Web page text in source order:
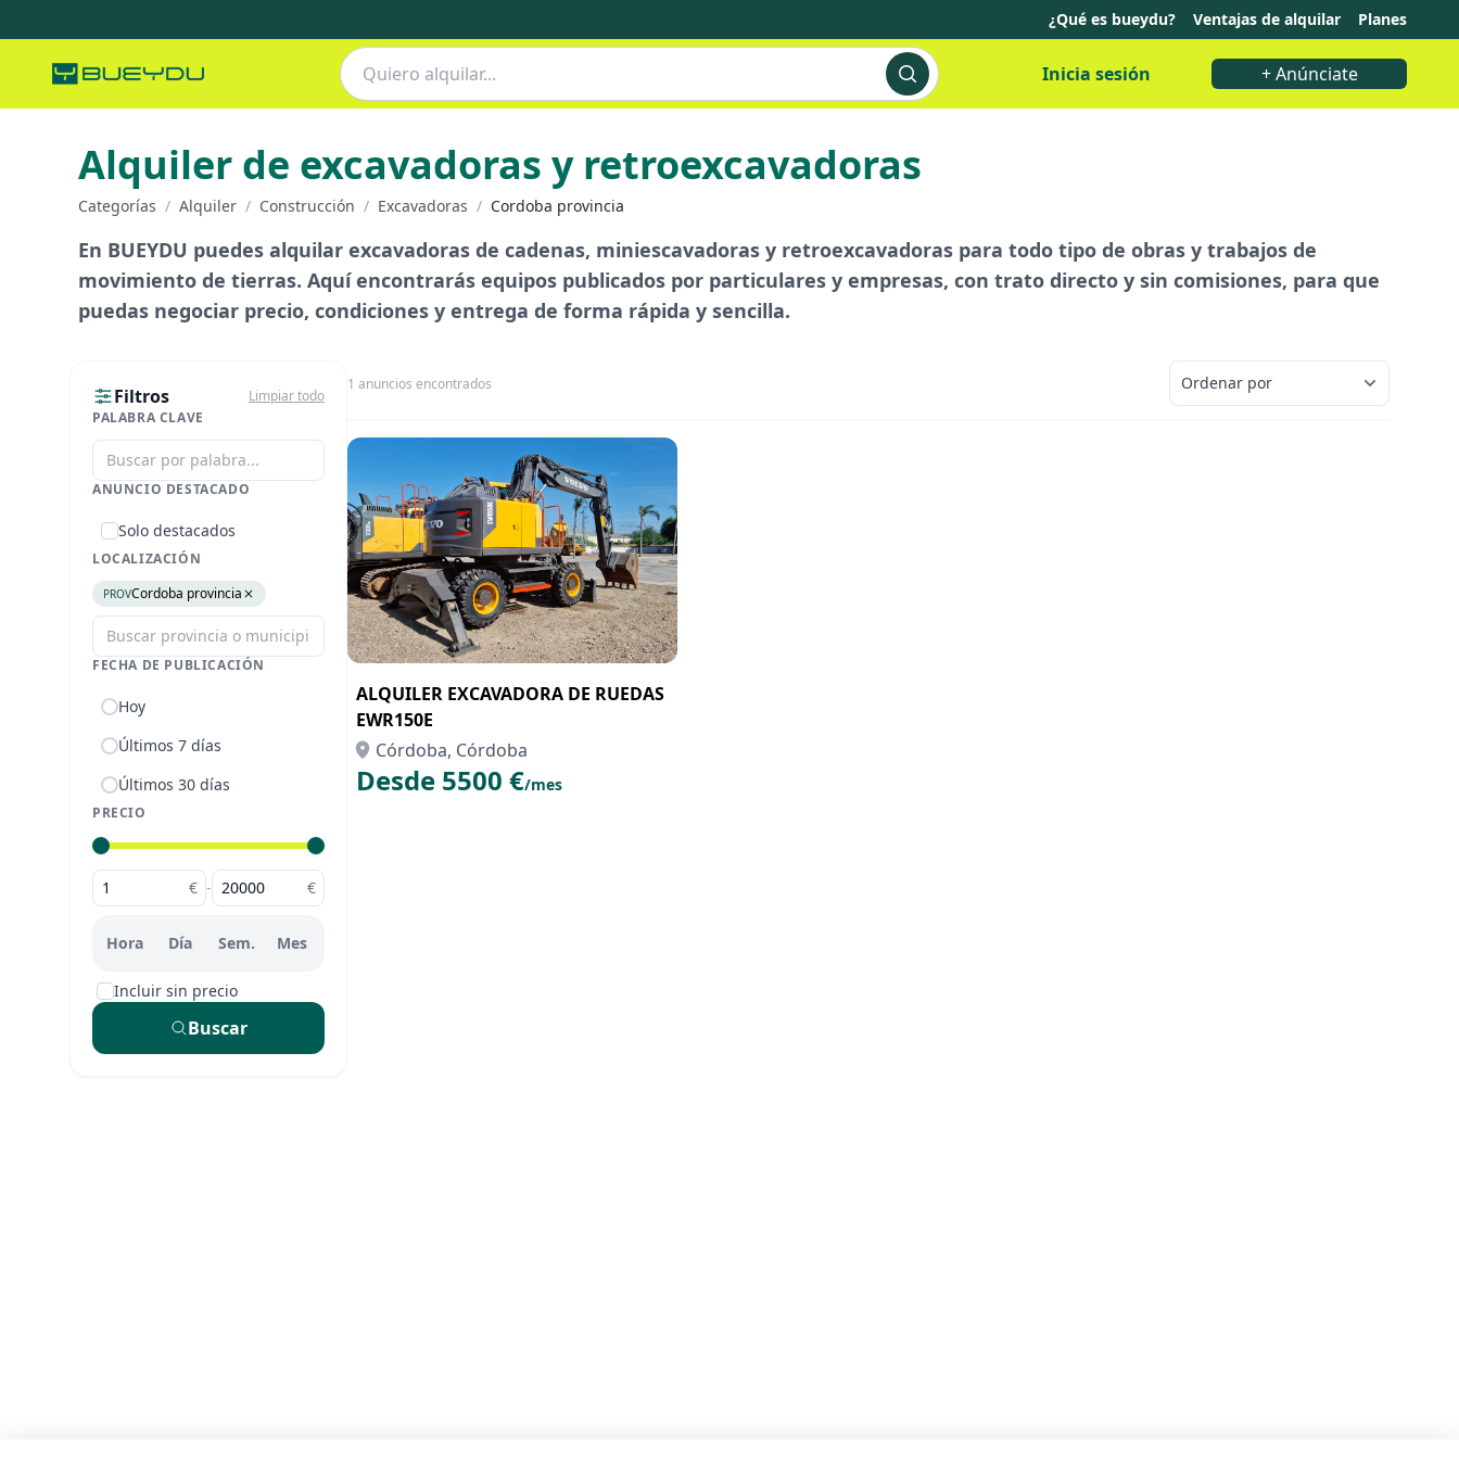
¿Qué es bueydu? Ventajas de alquilar Planes
Inicia sesión + Anúnciate
Alquiler de excavadoras y retroexcavadoras
Categorías / Alquiler / Construcción / Excavadoras / Cordoba provincia
En BUEYDU puedes alquilar excavadoras de cadenas, miniescavadoras y retroexcavadoras para todo tipo de obras y trabajos de
movimiento de tierras. Aquí encontrarás equipos publicados por particulares y empresas, con trato directo y sin comisiones, para que
puedas negociar precio, condiciones y entrega de forma rápida y sencilla.
Filtros
Limpiar todo
PALABRA CLAVE
ANUNCIO DESTACADO
Solo destacados
LOCALIZACIÓN
PROVCordoba provincia
FECHA DE PUBLICACIÓN
Hoy
Últimos 7 días
Últimos 30 días
PRECIO
€ - €
Hora Día Sem. Mes
Incluir sin precio
Buscar
1 anuncios encontrados
ALQUILER EXCAVADORA DE RUEDAS
EWR150E
Córdoba, Córdoba
Desde 5500 €/mes